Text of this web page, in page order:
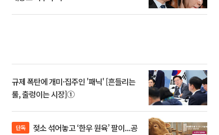
규제 폭탄에 개미·집주인 '패닉' [흔들리는
룰, 출렁이는 시장]①
단독